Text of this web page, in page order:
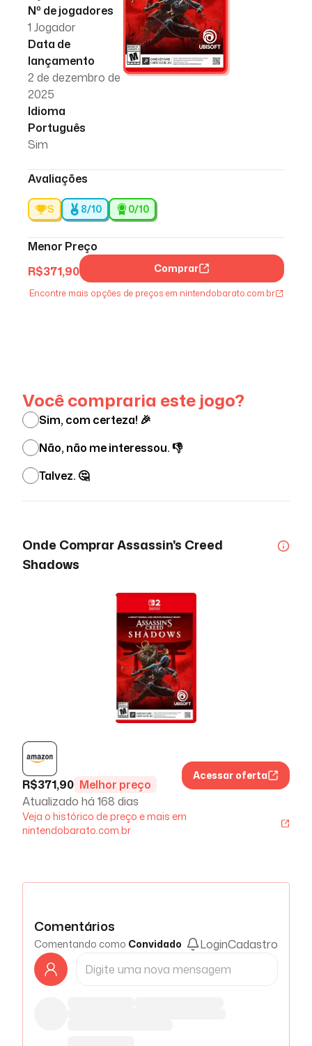
Nº de jogadores
1 Jogador
Data de
lançamento
2 de dezembro de
2025
Idioma
Português
Sim
Avaliações
S 8/10 0/10
Menor Preço
R$371,90 Comprar
Encontre mais opções de preços em nintendobarato.com.br
Você compraria este jogo?
Sim, com certeza! 🎉
Não, não me interessou. 👎
Talvez. 🤔
Onde ComprarAssassin's Creed
Shadows
R$371,90 Melhor preço
Atualizado há 168 dias
Acessar oferta
Veja o histórico de preço e mais em
nintendobarato.com.br
Comentários
Comentando como Convidado LoginCadastro